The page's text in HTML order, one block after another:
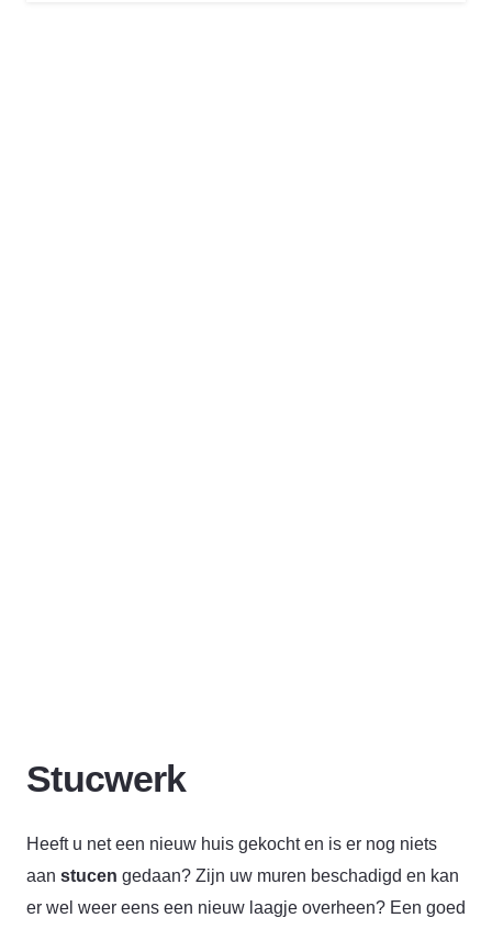
Stucwerk
Heeft u net een nieuw huis gekocht en is er nog niets
aan stucen gedaan? Zijn uw muren beschadigd en kan
er wel weer eens een nieuw laagje overheen? Een goed